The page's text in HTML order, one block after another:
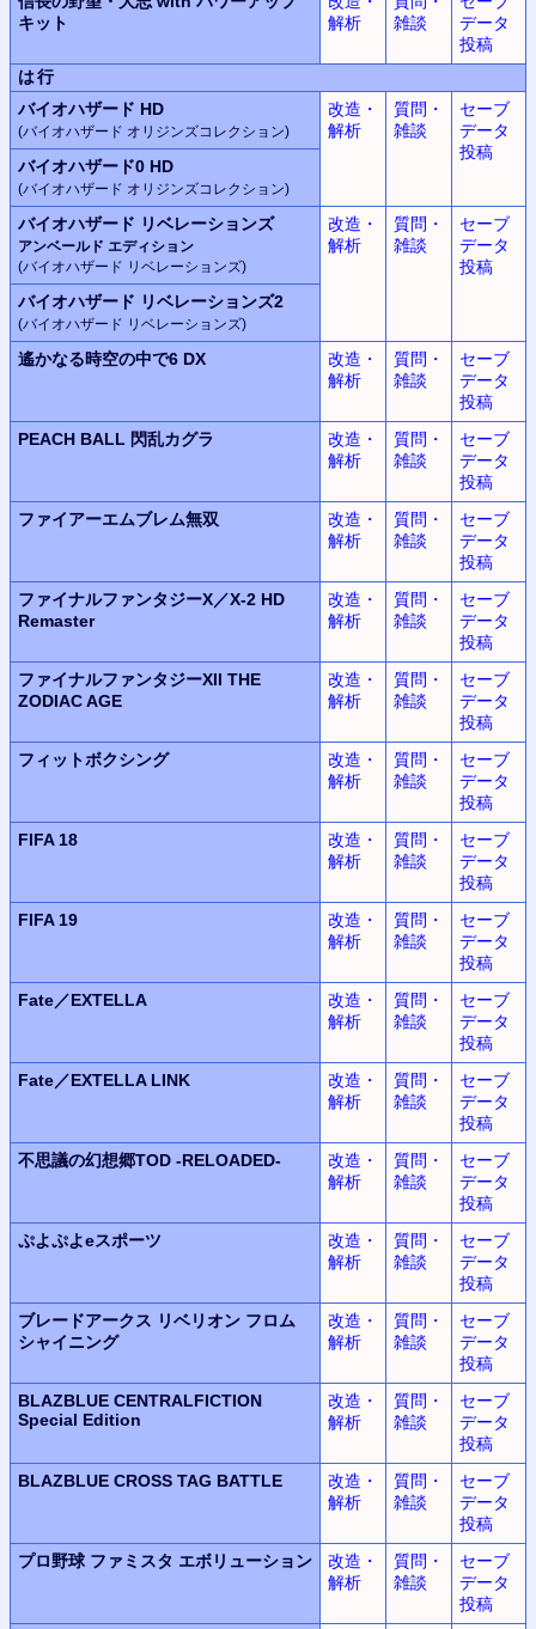
キット
解析
雑談
データ
投稿
は行
バイオハザード HD
(バイオハザード オリジンズコレクション)
改造・
解析
質問・
雑談
セーブ
データ
投稿
バイオハザード0 HD
(バイオハザード オリジンズコレクション)
バイオハザード リベレーションズ
アンベールド エディション
(バイオハザード リベレーションズ)
改造・
解析
質問・
雑談
セーブ
データ
投稿
バイオハザード リベレーションズ2
(バイオハザード リベレーションズ)
遙かなる時空の中で6 DX
改造・
解析
質問・
雑談
セーブ
データ
投稿
PEACH BALL 閃乱カグラ
改造・
解析
質問・
雑談
セーブ
データ
投稿
ファイアーエムブレム無双
改造・
解析
質問・
雑談
セーブ
データ
投稿
ファイナルファンタジーX／X-2 HD
Remaster
改造・
解析
質問・
雑談
セーブ
データ
投稿
ファイナルファンタジーXII THE
ZODIAC AGE
改造・
解析
質問・
雑談
セーブ
データ
投稿
フィットボクシング
改造・
解析
質問・
雑談
セーブ
データ
投稿
FIFA 18
改造・
解析
質問・
雑談
セーブ
データ
投稿
FIFA 19
改造・
解析
質問・
雑談
セーブ
データ
投稿
Fate／EXTELLA
改造・
解析
質問・
雑談
セーブ
データ
投稿
Fate／EXTELLA LINK
改造・
解析
質問・
雑談
セーブ
データ
投稿
不思議の幻想郷TOD -RELOADED-
改造・
解析
質問・
雑談
セーブ
データ
投稿
ぷよぷよeスポーツ
改造・
解析
質問・
雑談
セーブ
データ
投稿
ブレードアークス リベリオン フロム
シャイニング
改造・
解析
質問・
雑談
セーブ
データ
投稿
BLAZBLUE CENTRALFICTION
Special Edition
改造・
解析
質問・
雑談
セーブ
データ
投稿
BLAZBLUE CROSS TAG BATTLE
改造・
解析
質問・
雑談
セーブ
データ
投稿
プロ野球 ファミスタ エボリューション
改造・
解析
質問・
雑談
セーブ
データ
投稿